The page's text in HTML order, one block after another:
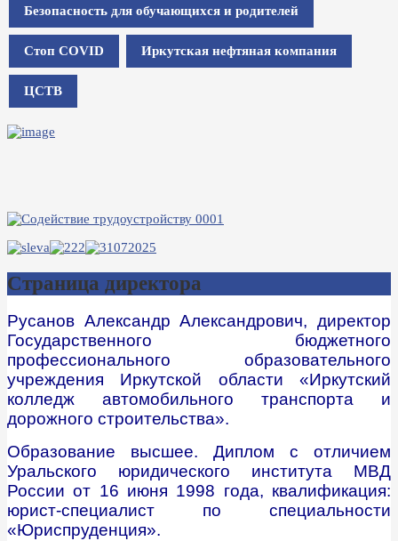
Безопасность для обучающихся и родителей
Стоп COVID Иркутская нефтяная компания
ЦСТВ
Страница директора
Русанов Александр Александрович, директор
Государственного бюджетного
профессионального образовательного
учреждения Иркутской области «Иркутский
колледж автомобильного транспорта и
дорожного строительства».
Образование высшее. Диплом с отличием
Уральского юридического института МВД
России от 16 июня 1998 года, квалификация:
юрист-специалист по специальности
«Юриспруденция».